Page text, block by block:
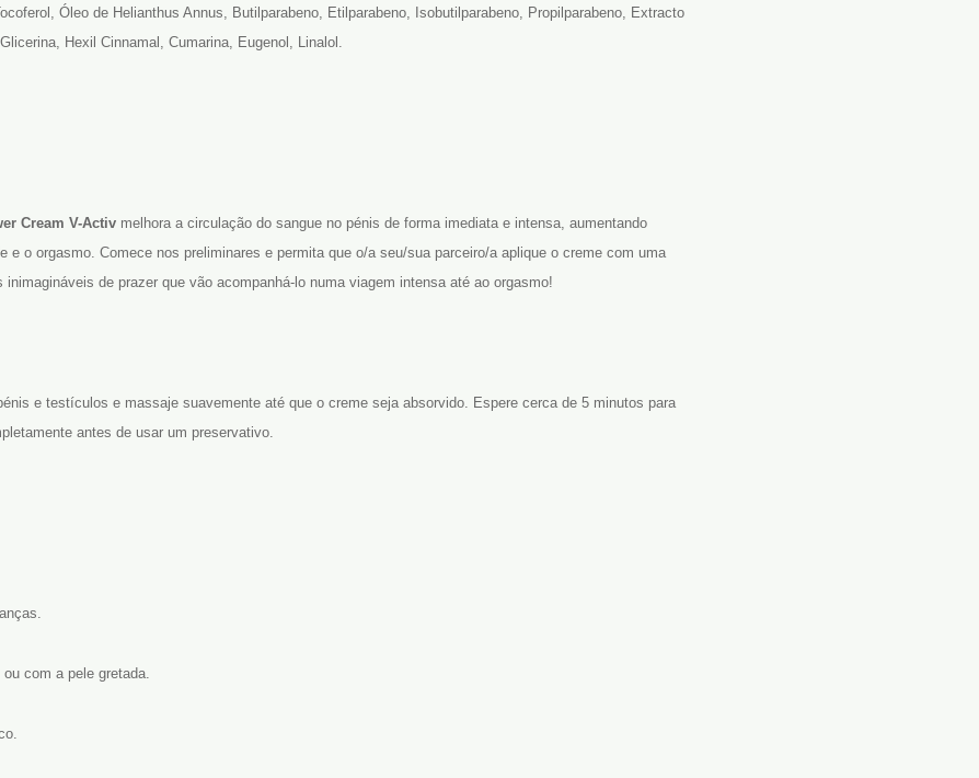
Óleo de Helianthus Annus, Butilparabeno, Etilparabeno, Isobutilparabeno, Propilparabeno, Extracto
Hexil Cinnamal, Cumarina, Eugenol, Linalol.
Cream V-Activ melhora a circulação do sangue no pénis de forma imediata e intensa, aumentando
e o orgasmo. Comece nos preliminares e permita que o/a seu/sua parceiro/a aplique o creme com uma
de prazer que vão acompanhá-lo numa viagem intensa até ao orgasmo!
e testículos e massaje suavemente até que o creme seja absorvido. Espere cerca de 5 minutos para
antes de usar um preservativo.
com a pele gretada.